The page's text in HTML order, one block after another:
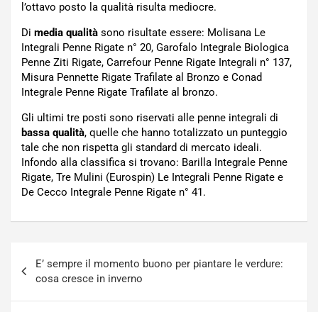
l’ottavo posto la qualità risulta mediocre.
Di media qualità sono risultate essere: Molisana Le
Integrali Penne Rigate n° 20, Garofalo Integrale Biologica
Penne Ziti Rigate, Carrefour Penne Rigate Integrali n° 137,
Misura Pennette Rigate Trafilate al Bronzo e Conad
Integrale Penne Rigate Trafilate al bronzo.
Gli ultimi tre posti sono riservati alle penne integrali di
bassa qualità, quelle che hanno totalizzato un punteggio
tale che non rispetta gli standard di mercato ideali.
Infondo alla classifica si trovano: Barilla Integrale Penne
Rigate, Tre Mulini (Eurospin) Le Integrali Penne Rigate e
De Cecco Integrale Penne Rigate n° 41.
articoli
E’ sempre il momento buono per piantare le verdure:
cosa cresce in inverno